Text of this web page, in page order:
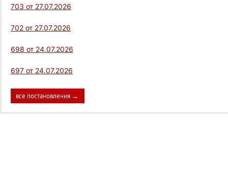
703 от 27.07.2026
702 от 27.07.2026
698 от 24.07.2026
697 от 24.07.2026
все постановления →